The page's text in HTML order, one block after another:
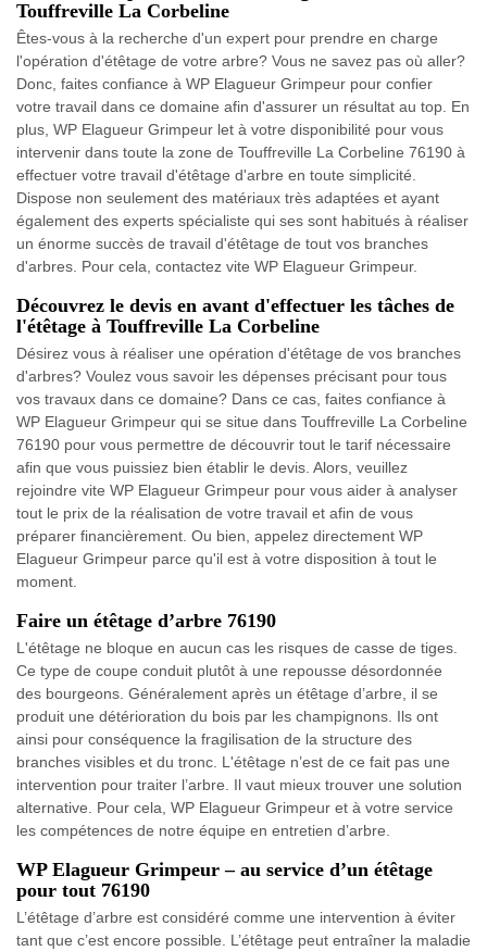
Touffreville La Corbeline
Êtes-vous à la recherche d'un expert pour prendre en charge
l'opération d'étêtage de votre arbre? Vous ne savez pas où aller?
Donc, faites confiance à WP Elagueur Grimpeur pour confier
votre travail dans ce domaine afin d'assurer un résultat au top. En
plus, WP Elagueur Grimpeur let à votre disponibilité pour vous
intervenir dans toute la zone de Touffreville La Corbeline 76190 à
effectuer votre travail d'étêtage d'arbre en toute simplicité.
Dispose non seulement des matériaux très adaptées et ayant
également des experts spécialiste qui ses sont habitués à réaliser
un énorme succès de travail d'étêtage de tout vos branches
d'arbres. Pour cela, contactez vite WP Elagueur Grimpeur.
Découvrez le devis en avant d'effectuer les tâches de
l'étêtage à Touffreville La Corbeline
Désirez vous à réaliser une opération d'étêtage de vos branches
d'arbres? Voulez vous savoir les dépenses précisant pour tous
vos travaux dans ce domaine? Dans ce cas, faites confiance à
WP Elagueur Grimpeur qui se situe dans Touffreville La Corbeline
76190 pour vous permettre de découvrir tout le tarif nécessaire
afin que vous puissiez bien établir le devis. Alors, veuillez
rejoindre vite WP Elagueur Grimpeur pour vous aider à analyser
tout le prix de la réalisation de votre travail et afin de vous
préparer financièrement. Ou bien, appelez directement WP
Elagueur Grimpeur parce qu'il est à votre disposition à tout le
moment.
Faire un étêtage d’arbre 76190
L'étêtage ne bloque en aucun cas les risques de casse de tiges.
Ce type de coupe conduit plutôt à une repousse désordonnée
des bourgeons. Généralement après un étêtage d’arbre, il se
produit une détérioration du bois par les champignons. Ils ont
ainsi pour conséquence la fragilisation de la structure des
branches visibles et du tronc. L'étêtage n’est de ce fait pas une
intervention pour traiter l’arbre. Il vaut mieux trouver une solution
alternative. Pour cela, WP Elagueur Grimpeur et à votre service
les compétences de notre équipe en entretien d’arbre.
WP Elagueur Grimpeur – au service d’un étêtage
pour tout 76190
L’étêtage d’arbre est considéré comme une intervention à éviter
tant que c’est encore possible. L’étêtage peut entraîner la maladie